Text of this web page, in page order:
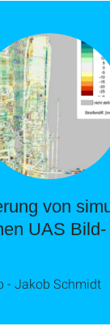
von
UAS Bild-
- Jakob Schmidt